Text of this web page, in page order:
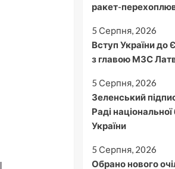
ракет-
5 Серпня, 2026
Вступ України до
з главою МЗС
5 Серпня, 2026
Зеленський
Раді
України
5 Серпня, 2026
Обрано нового